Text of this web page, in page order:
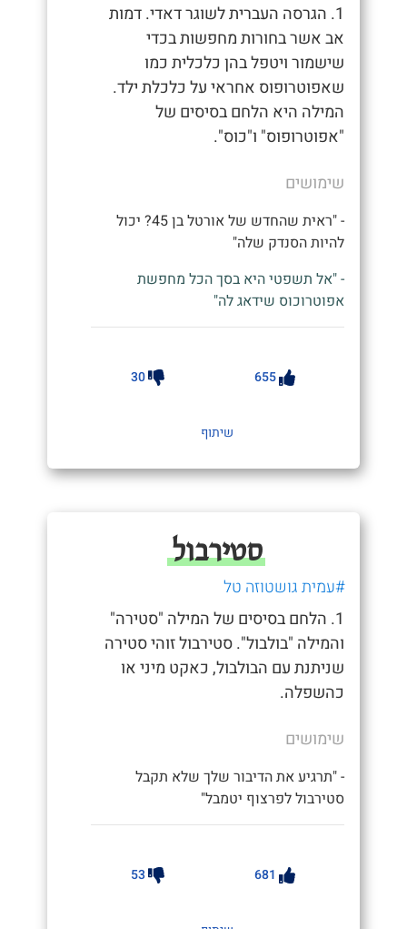
1. הגרסה העברית לשוגר דאדי. דמות
אב אשר בחורות מחפשות בכדי
שישמור ויטפל בהן כלכלית כמו
שאפוטרופוס אחראי על כלכלת ילד.
המילה היא הלחם בסיסים של
"אפוטרופוס" ו"כוס".
שימושים
- "ראית שהחדש של אורטל בן 45? יכול
להיות הסנדק שלה"
- "אל תשפטי היא בסך הכל מחפשת
אפוטרוכוס שידאג לה"
655
30
שיתוף
סטירבול
#עמית גושטוזה טל
1. הלחם בסיסים של המילה "סטירה"
והמילה "בולבול". סטירבול זוהי סטירה
שניתנת עם הבולבול, כאקט מיני או
כהשפלה.
שימושים
- "תרגיע את הדיבור שלך שלא תקבל
סטירבול לפרצוף יטמבל"
681
53